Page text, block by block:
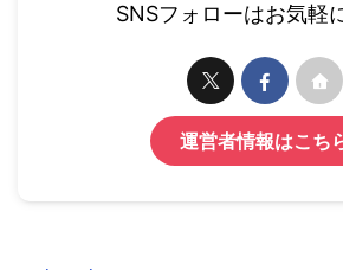
SNSフォローはお気軽
運営者情報はこち